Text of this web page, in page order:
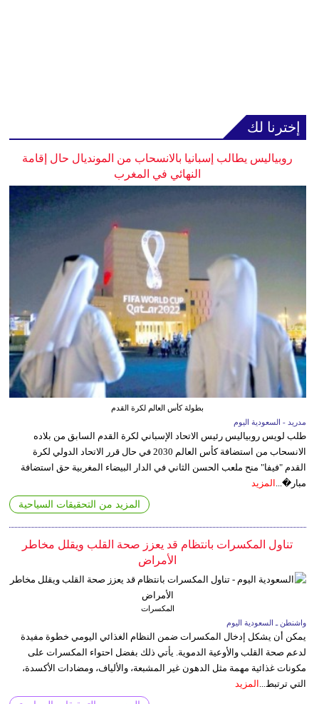
إخترنا لك
روبياليس يطالب إسبانيا بالانسحاب من المونديال حال إقامة
النهائي في المغرب
بطولة كأس العالم لكرة القدم
مدريد - السعودية اليوم
طلب لويس روبياليس رئيس الاتحاد الإسباني لكرة القدم السابق من بلاده
الانسحاب من استضافة كأس العالم 2030 في حال قرر الاتحاد الدولي لكرة
القدم "فيفا" منح ملعب الحسن الثاني في الدار البيضاء المغربية حق استضافة
مبار�... المزيد
المزيد من التحقيقات السياحية
تناول المكسرات بانتظام قد يعزز صحة القلب ويقلل مخاطر
الأمراض
المكسرات
واشنطن ـ السعودية اليوم
يمكن أن يشكل إدخال المكسرات ضمن النظام الغذائي اليومي خطوة مفيدة
لدعم صحة القلب والأوعية الدموية. يأتي ذلك بفضل احتواء المكسرات على
مكونات غذائية مهمة مثل الدهون غير المشبعة، والألياف، ومضادات الأكسدة،
التي ترتبط... المزيد